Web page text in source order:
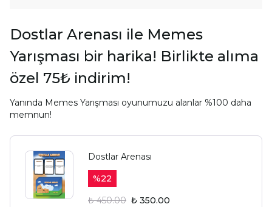
Dostlar Arenası ile Memes
Yarışması bir harika! Birlikte alıma
özel 75₺ indirim!
Yanında Memes Yarışması oyunumuzu alanlar %100 daha
memnun!
Dostlar Arenası
%22
₺ 450.00 ₺ 350.00